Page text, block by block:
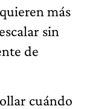
más
sin
de
cuándo